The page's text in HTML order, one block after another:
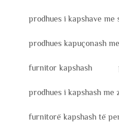
prodhues i kapshave
prodhues kapuçonash
furnitor kapshash
prodhues i kapshash me
furnitorë kapshash të